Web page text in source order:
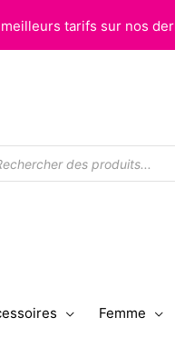
tarifs sur nos
Femme